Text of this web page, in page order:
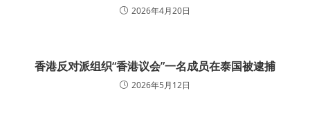
2026年4月20日
香港反对派组织“香港议会”一名成员在泰国被逮捕
2026年5月12日